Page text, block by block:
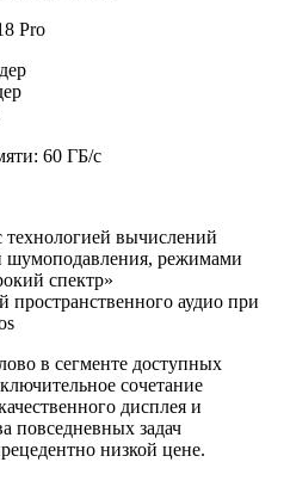
Pro
60 ГБ/с
вычислений
режимами
спектр»
аудио при
в сегменте доступных
сочетание
дисплея и
повседневных задач
низкой цене.